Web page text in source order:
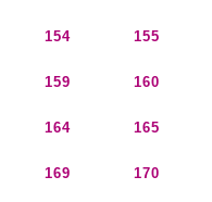
154 155
159 160
164 165
169 170